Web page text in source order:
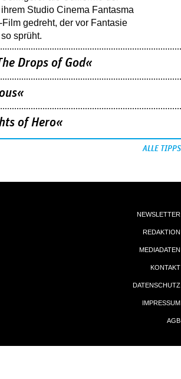
Studio Cinema Fantasma
gedreht, der vor Fantasie
sprüht.
Drops of God«
of Hero«
ALLE TIPPS
NEWSLETTER
REDAKTION
MEDIADATEN
KONTAKT
DATENSCHUTZ
IMPRESSUM
AGB